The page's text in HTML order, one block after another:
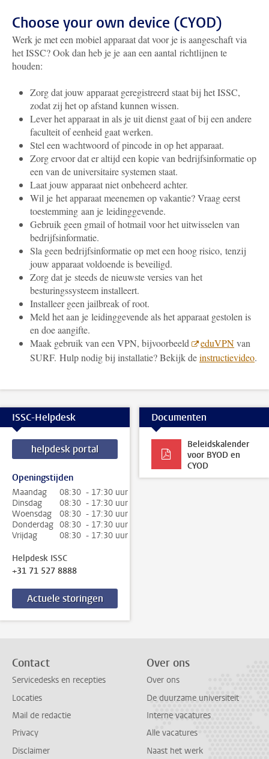
Choose your own device (CYOD)
Werk je met een mobiel apparaat dat voor je is aangeschaft via
het ISSC? Ook dan heb je je aan een aantal richtlijnen te
houden:
Zorg dat jouw apparaat geregistreerd staat bij het ISSC,
zodat zij het op afstand kunnen wissen.
Lever het apparaat in als je uit dienst gaat of bij een andere
faculteit of eenheid gaat werken.
Stel een wachtwoord of pincode in op het apparaat.
Zorg ervoor dat er altijd een kopie van bedrijfsinformatie op
een van de universitaire systemen staat.
Laat jouw apparaat niet onbeheerd achter.
Wil je het apparaat meenemen op vakantie? Vraag eerst
toestemming aan je leidinggevende.
Gebruik geen gmail of hotmail voor het uitwisselen van
bedrijfsinformatie.
Sla geen bedrijfsinformatie op met een hoog risico, tenzij
jouw apparaat voldoende is beveiligd.
Zorg dat je steeds de nieuwste versies van het
besturingssysteem installeert.
Installeer geen jailbreak of root.
Meld het aan je leidinggevende als het apparaat gestolen is
en doe aangifte.
Maak gebruik van een VPN, bijvoorbeeld
eduVPNvan
SURF. Hulp nodig bij installatie? Bekijk deinstructievideo.
ISSC-Helpdesk
helpdesk portal
Openingstijden
Maandag
08:30 - 17:30 uur
Dinsdag
08:30 - 17:30 uur
Woensdag
08:30 - 17:30 uur
Donderdag 08:30 - 17:30 uur
Vrijdag
08:30 - 17:30 uur
Helpdesk ISSC
+31 71 527 8888
Actuele storingen
Documenten
Beleidskalender
voor BYOD en
CYOD
Contact
Servicedesks en recepties
Locaties
Mail de redactie
Privacy
Disclaimer
Over ons
Over ons
De duurzame universiteit
Interne vacatures
Alle vacatures
Naast het werk